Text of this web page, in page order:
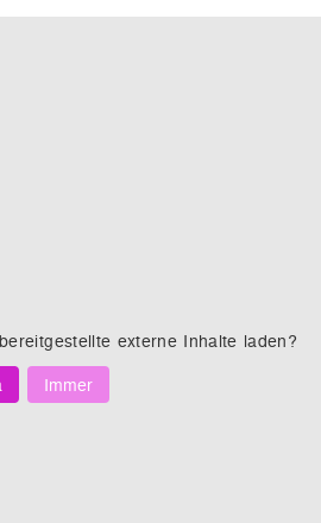
bereitgestellte externe Inhalte laden?
Immer